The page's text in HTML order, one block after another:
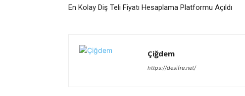
En Kolay Diş Teli Fiyatı Hesaplama Platformu Açıldı
Çiğdem
https://desifre.net/